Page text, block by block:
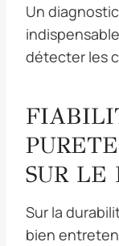
Un
détecter les
SUR LE
Sur la
bien